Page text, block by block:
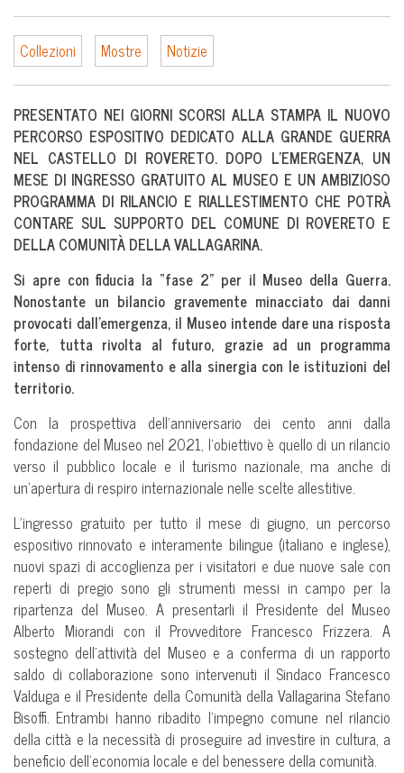
Collezioni Mostre Notizie
PRESENTATO NEI GIORNI SCORSI ALLA STAMPA IL NUOVO
PERCORSO ESPOSITIVO DEDICATO ALLA GRANDE GUERRA
NEL CASTELLO DI ROVERETO. DOPO L’EMERGENZA, UN
MESE DI INGRESSO GRATUITO AL MUSEO E UN AMBIZIOSO
PROGRAMMA DI RILANCIO E RIALLESTIMENTO CHE POTRÀ
CONTARE SUL SUPPORTO DEL COMUNE DI ROVERETO E
DELLA COMUNITÀ DELLA VALLAGARINA.
Si apre con fiducia la “fase 2” per il Museo della Guerra.
Nonostante un bilancio gravemente minacciato dai danni
provocati dall’emergenza, il Museo intende dare una risposta
forte, tutta rivolta al futuro, grazie ad un programma
intenso di rinnovamento e alla sinergia con le istituzioni del
territorio.
Con la prospettiva dell’anniversario dei cento anni dalla
fondazione del Museo nel 2021, l’obiettivo è quello di un rilancio
verso il pubblico locale e il turismo nazionale, ma anche di
un’apertura di respiro internazionale nelle scelte allestitive.
L’ingresso gratuito per tutto il mese di giugno, un percorso
espositivo rinnovato e interamente bilingue (italiano e inglese),
nuovi spazi di accoglienza per i visitatori e due nuove sale con
reperti di pregio sono gli strumenti messi in campo per la
ripartenza del Museo. A presentarli il Presidente del Museo
Alberto Miorandi con il Provveditore Francesco Frizzera. A
sostegno dell’attività del Museo e a conferma di un rapporto
saldo di collaborazione sono intervenuti il Sindaco Francesco
Valduga e il Presidente della Comunità della Vallagarina Stefano
Bisoffi. Entrambi hanno ribadito l’impegno comune nel rilancio
della città e la necessità di proseguire ad investire in cultura, a
beneficio dell’economia locale e del benessere della comunità.